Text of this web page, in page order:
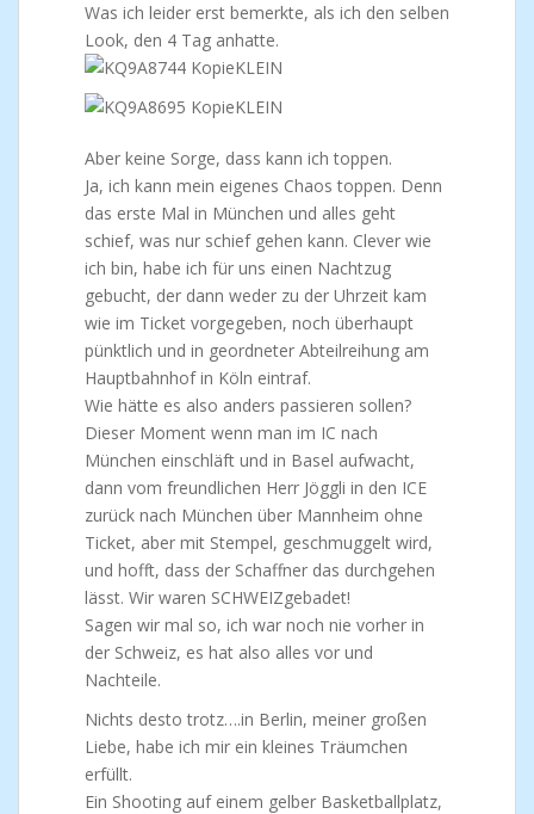
Was ich leider erst bemerkte, als ich den selben
Look, den 4 Tag anhatte.
Aber keine Sorge, dass kann ich toppen.
Ja, ich kann mein eigenes Chaos toppen. Denn
das erste Mal in München und alles geht
schief, was nur schief gehen kann. Clever wie
ich bin, habe ich für uns einen Nachtzug
gebucht, der dann weder zu der Uhrzeit kam
wie im Ticket vorgegeben, noch überhaupt
pünktlich und in geordneter Abteilreihung am
Hauptbahnhof in Köln eintraf.
Wie hätte es also anders passieren sollen?
Dieser Moment wenn man im IC nach
München einschläft und in Basel aufwacht,
dann vom freundlichen Herr Jöggli in den ICE
zurück nach München über Mannheim ohne
Ticket, aber mit Stempel, geschmuggelt wird,
und hofft, dass der Schaffner das durchgehen
lässt. Wir waren SCHWEIZgebadet!
Sagen wir mal so, ich war noch nie vorher in
der Schweiz, es hat also alles vor und
Nachteile.
Nichts desto trotz….in Berlin, meiner großen
Liebe, habe ich mir ein kleines Träumchen
erfüllt.
Ein Shooting auf einem gelber Basketballplatz,